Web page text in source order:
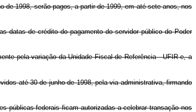
de 1998, serão pagos, a partir de 1999, em até sete anos, nos
datas de crédito do pagamento do servidor público do Poder
pela variação da Unidade Fiscal de Referência - UFIR e, a
até 30 de junho de 1998, pela via administrativa, firmando
públicas federais ficam autorizadas a celebrar transação nos